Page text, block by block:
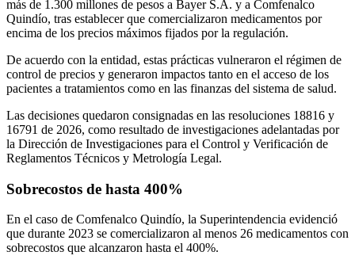
más de 1.300 millones de pesos a Bayer S.A. y a Comfenalco
Quindío, tras establecer que comercializaron medicamentos por
encima de los precios máximos fijados por la regulación.
De acuerdo con la entidad, estas prácticas vulneraron el régimen de
control de precios y generaron impactos tanto en el acceso de los
pacientes a tratamientos como en las finanzas del sistema de salud.
Las decisiones quedaron consignadas en las resoluciones 18816 y
16791 de 2026, como resultado de investigaciones adelantadas por
la Dirección de Investigaciones para el Control y Verificación de
Reglamentos Técnicos y Metrología Legal.
Sobrecostos de hasta 400%
En el caso de Comfenalco Quindío, la Superintendencia evidenció
que durante 2023 se comercializaron al menos 26 medicamentos con
sobrecostos que alcanzaron hasta el 400%.